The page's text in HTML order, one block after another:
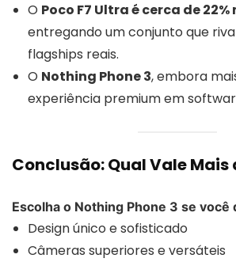
O Poco F7 Ultra é cerca de
entregando um conjunto que
flagships reais.
O Nothing Phone 3, embora
experiência premium em
Conclusão: Qual Vale Mais
Escolha o Nothing Phone 3 se você
Design único e sofisticado
Câmeras superiores e versáteis